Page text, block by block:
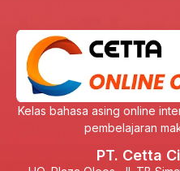
Kelas bahasa asing online
pembelajaran
PT. Cetta